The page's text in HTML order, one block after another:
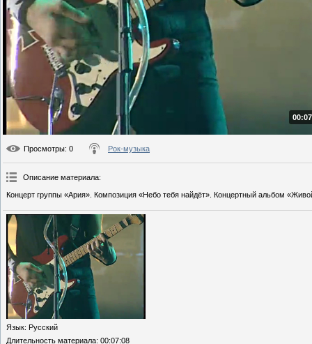
Просмотры: 0 Рок-музыка
Описание материала:
Концерт группы «Ария». Композиция «Небо тебя найдёт». Концертный альбом
Язык: Русский
Длительность материала: 00:07:08